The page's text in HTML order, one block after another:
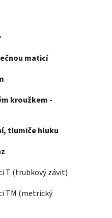
maticí
kroužkem -
tlumiče hluku
T (trubkový závit)
TM (metrický